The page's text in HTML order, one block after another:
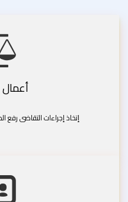
إتخاذ إجراءات التقاضى رفع